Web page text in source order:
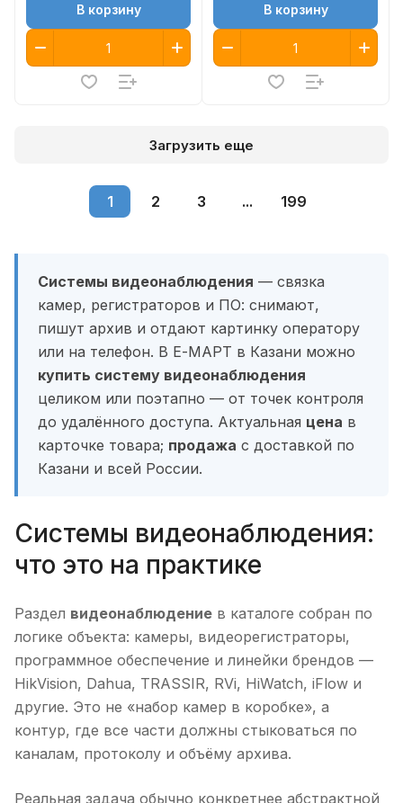
В корзину В корзину
Загрузить еще
1 2 3 ... 199
Системы видеонаблюдения — связка
камер, регистраторов и ПО: снимают,
пишут архив и отдают картинку оператору
или на телефон. В Е-МАРТ в Казани можно
купить систему видеонаблюдения
целиком или поэтапно — от точек контроля
до удалённого доступа. Актуальная цена в
карточке товара; продажа с доставкой по
Казани и всей России.
Системы видеонаблюдения:
что это на практике
Раздел видеонаблюдение в каталоге собран по
логике объекта: камеры, видеорегистраторы,
программное обеспечение и линейки брендов —
HikVision, Dahua, TRASSIR, RVi, HiWatch, iFlow и
другие. Это не «набор камер в коробке», а
контур, где все части должны стыковаться по
каналам, протоколу и объёму архива.
Реальная задача обычно конкретнее абстрактной